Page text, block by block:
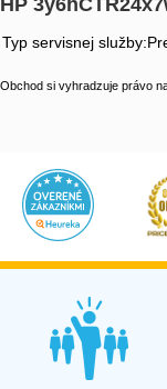
HP
Typ servisnej
Obchod si vyhradzuje právo